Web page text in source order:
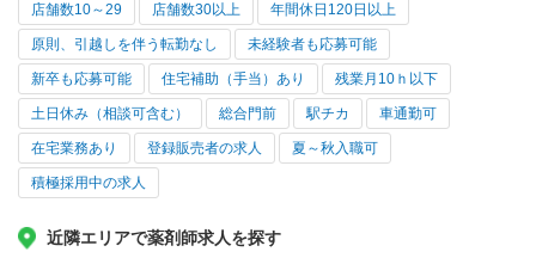
店舗数10～29 店舗数30以上 年間休日120日以上
原則、引越しを伴う転勤なし 未経験者も応募可能
新卒も応募可能 住宅補助（手当）あり 残業月10ｈ以下
土日休み（相談可含む） 総合門前 駅チカ 車通勤可
在宅業務あり 登録販売者の求人 夏～秋入職可
積極採用中の求人
近隣エリアで薬剤師求人を探す